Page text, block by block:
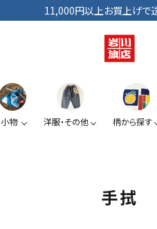
11,000円以上お買上げで
小物 洋服・その他 柄から探す
手拭